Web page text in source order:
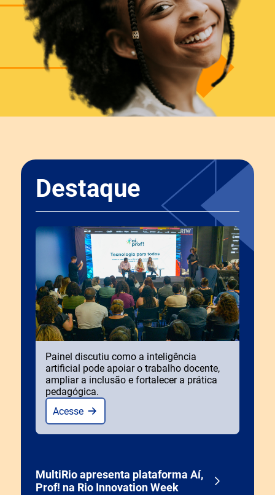
Destaque
MultiRio apresenta plataforma Aí,
Prof! na Rio Innovation Week
Painel discutiu como a inteligência
artificial pode apoiar o trabalho docente,
ampliar a inclusão e fortalecer a prática
pedagógica.
Acesse